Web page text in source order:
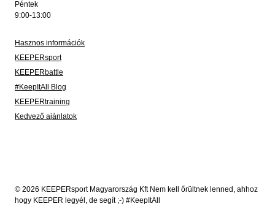
Péntek
9:00-13:00
Hasznos információk
KEEPERsport
KEEPERbattle
#KeepItAll Blog
KEEPERtraining
Kedvező ajánlatok
© 2026 KEEPERsport Magyarország Kft Nem kell őrültnek lenned, ahhoz
hogy KEEPER legyél, de segít ;-) #KeepItAll